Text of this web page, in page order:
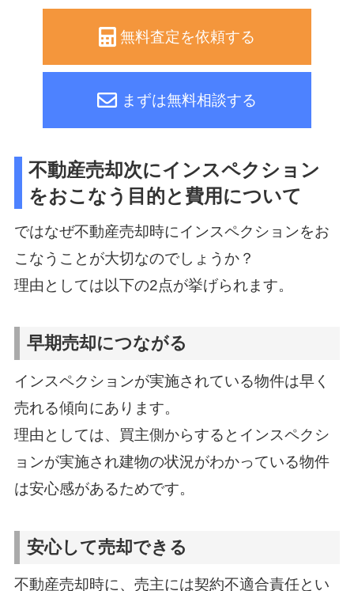
無料査定を依頼する
まずは無料相談する
不動産売却次にインスペクション
をおこなう目的と費用について
ではなぜ不動産売却時にインスペクションをお
こなうことが大切なのでしょうか？
理由としては以下の2点が挙げられます。
早期売却につながる
インスペクションが実施されている物件は早く
売れる傾向にあります。
理由としては、買主側からするとインスペクシ
ョンが実施され建物の状況がわかっている物件
は安心感があるためです。
安心して売却できる
不動産売却時に、売主には契約不適合責任とい